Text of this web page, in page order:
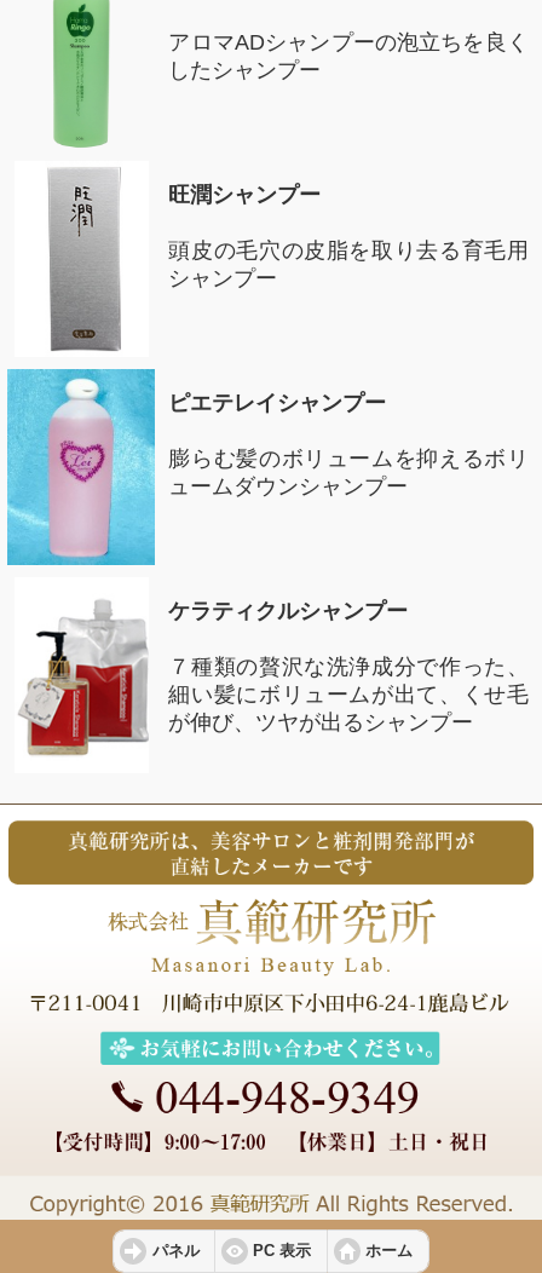
アロマADシャンプーの泡立ちを良く
したシャンプー
旺潤シャンプー
頭皮の毛穴の皮脂を取り去る育毛用
シャンプー
ピエテレイシャンプー
膨らむ髪のボリュームを抑えるボリ
ュームダウンシャンプー
ケラティクルシャンプー
７種類の贅沢な洗浄成分で作った、
細い髪にボリュームが出て、くせ毛
が伸び、ツヤが出るシャンプー
パネル PC 表示 ホーム